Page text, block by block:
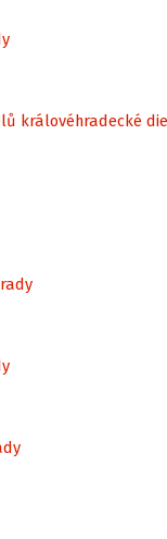
královéhradecké